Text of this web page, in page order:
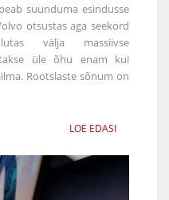
suunduma esindusse
otsustas aga seekord
välja massiivse
üle õhu enam kui
Rootslaste sõnum on
LOE EDASI